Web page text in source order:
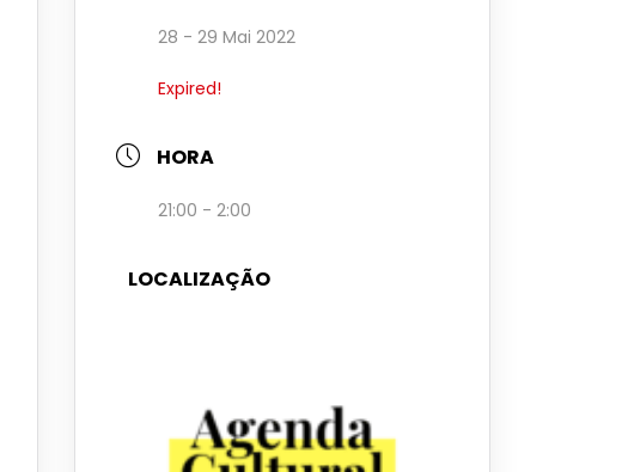
28 - 29 Mai 2022
Expired!
HORA
21:00 - 2:00
LOCALIZAÇÃO